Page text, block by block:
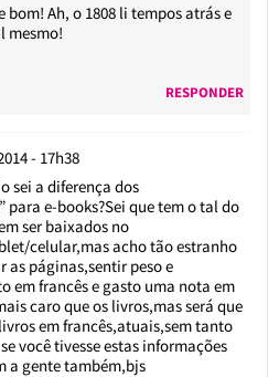
bom! Ah, o 1808 li tempos atrás e
mesmo!
RESPONDER
- 17h38
sei a diferença dos
para e-books?Sei que tem o tal do
ser baixados no
celular,mas acho tão estranho
as páginas,sentir peso e
em francês e gasto uma nota em
caro que os livros,mas será que
em francês,atuais,sem tanto
você tivesse estas informações
a gente também,bjs